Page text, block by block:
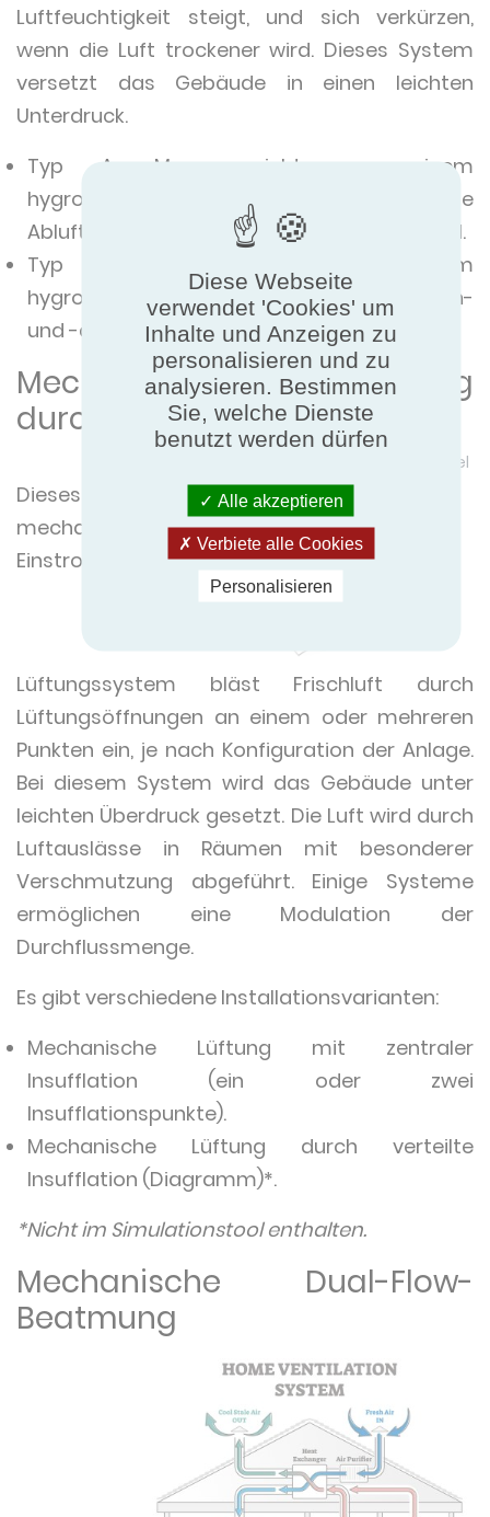
Luftfeuchtigkeit steigt, und sich verkürzen,
wenn die Luft trockener wird. Dieses System
versetzt das Gebäude in einen leichten
Unterdruck.
Typ A: Man spricht von einem
hygrogesteuerten Typ A, wenn nur die
Abluftöffnungen feuchtigkeitsgesteuert sind.
Typ B: Man spricht von einem
hygrokontrollierten Typ B, wenn die Luftein-
und -auslässe feuchtigkeitsregulierbar sind.
Mechanische Belüftung
durch Insufflation
Schematische Quelle: Profeel
Dieses
mechanische
Einstrom-
Lüftungssystem bläst Frischluft durch
Lüftungsöffnungen an einem oder mehreren
Punkten ein, je nach Konfiguration der Anlage.
Bei diesem System wird das Gebäude unter
leichten Überdruck gesetzt. Die Luft wird durch
Luftauslässe in Räumen mit besonderer
Verschmutzung abgeführt. Einige Systeme
ermöglichen eine Modulation der
Durchflussmenge.
Es gibt verschiedene Installationsvarianten:
Mechanische Lüftung mit zentraler
Insufflation (ein oder zwei
Insufflationspunkte).
Mechanische Lüftung durch verteilte
Insufflation (Diagramm)*.
*Nicht im Simulationstool enthalten.
Mechanische Dual-Flow-
Beatmung
Diese Webseite
verwendet 'Cookies' um
Inhalte und Anzeigen zu
personalisieren und zu
analysieren. Bestimmen
Sie, welche Dienste
benutzt werden dürfen
Alle akzeptieren
Verbiete alle Cookies
Personalisieren